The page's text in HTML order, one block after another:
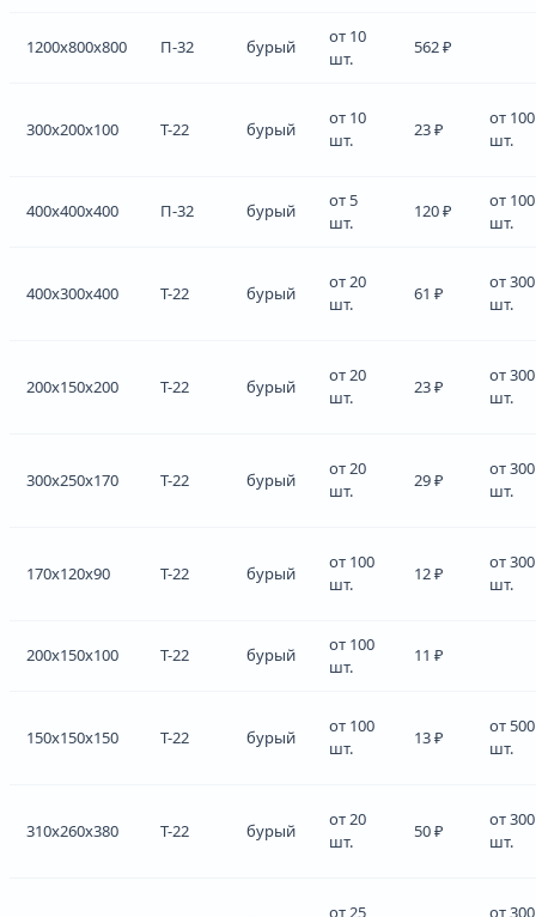
1200x800x800 П-32 бурый
от 10
шт.
562 ₽
300x200x100 Т-22 бурый
от 10
шт.
23 ₽
от 100
шт.
400x400x400 П-32 бурый
от 5
шт.
120 ₽
от 100
шт.
400x300x400 Т-22 бурый
от 20
шт.
61 ₽
от 300
шт.
200x150x200 Т-22 бурый
от 20
шт.
23 ₽
от 300
шт.
300x250x170 Т-22 бурый
от 20
шт.
29 ₽
от 300
шт.
170x120x90 Т-22 бурый
от 100
шт.
12 ₽
от 300
шт.
200x150x100 Т-22 бурый
от 100
шт.
11 ₽
150x150x150 Т-22 бурый
от 100
шт.
13 ₽
от 500
шт.
310x260x380 Т-22 бурый
от 20
шт.
50 ₽
от 300
шт.
от 25
от 300